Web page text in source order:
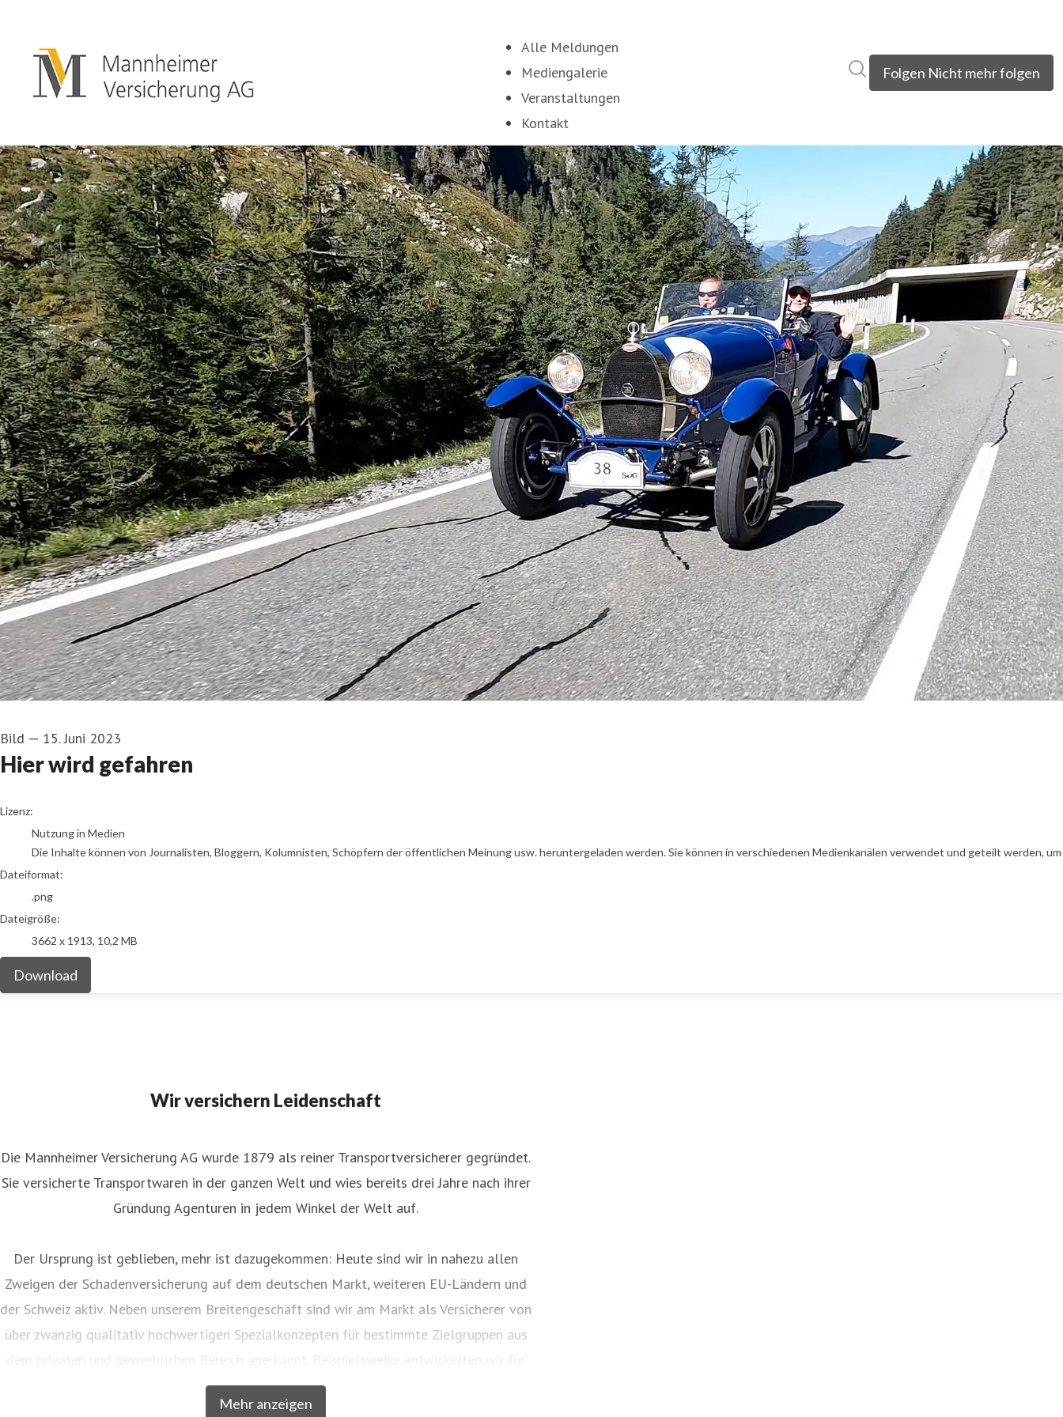
Alle Meldungen
Mediengalerie
Veranstaltungen
Kontakt
Folgen Nicht mehr folgen
Bild — 15. Juni 2023
Hier wird gefahren
go to media item
Lizenz:
Nutzung in Medien
Die Inhalte können von Journalisten, Bloggern, Kolumnisten, Schöpfern der öffentlichen Meinung usw. heruntergeladen werden. Sie können in verschiedenen Medienkanälen verwendet und geteilt
Dateiformat:
.png
Dateigröße:
3662 x 1913, 10,2 MB
Download
Wir versichern Leidenschaft
Mehr anzeigen
Die Mannheimer Versicherung AG wurde 1879 als reiner Transportversicherer gegründet.
Sie versicherte Transportwaren in der ganzen Welt und wies bereits drei Jahre nach ihrer
Gründung Agenturen in jedem Winkel der Welt auf.
Der Ursprung ist geblieben, mehr ist dazugekommen: Heute sind wir in nahezu allen
Zweigen der Schadenversicherung auf dem deutschen Markt, weiteren EU-Ländern und
der Schweiz aktiv. Neben unserem Breitengeschäft sind wir am Markt als Versicherer von
über zwanzig qualitativ hochwertigen Spezialkonzepten für bestimmte Zielgruppen aus
dem privaten und gewerblichen Bereich anerkannt. Beispielsweise entwickelten wir für
Musiker, Galeristen und Juweliere komplette Absicherungspakete. Diese tragen
charakteristische Markennamen wie SINFONIMA®, ARTIMA® und VALORIMA®.